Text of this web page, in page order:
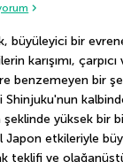
büyüleyici bir
karışımı,
benzemeyen bir
Shinjuku'nun
yüksek bir
Japon etkileriyle
teklifi ve